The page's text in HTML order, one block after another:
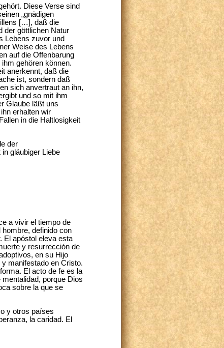
Diese Verse sind
„gnädigen
[…], daß die
der göttlichen Natur
Lebens zuvor und
Weise des Lebens
auf die Offenbarung
gehören können.
anerkennt, daß die
ist, sondern daß
sich anvertraut an ihn,
und so mit ihm
Glaube läßt uns
erhalten wir
in die Haltlosigkeit
der
gläubiger Liebe
a vivir el tiempo de
definido con
El apóstol eleva esta
y resurrección de
en su Hijo
manifestado en Cristo.
El acto de fe es la
porque Dios
sobre la que se
y otros países
la caridad. El